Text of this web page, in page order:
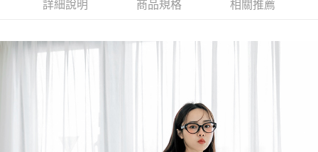
詳細說明 商品規格 相關推薦